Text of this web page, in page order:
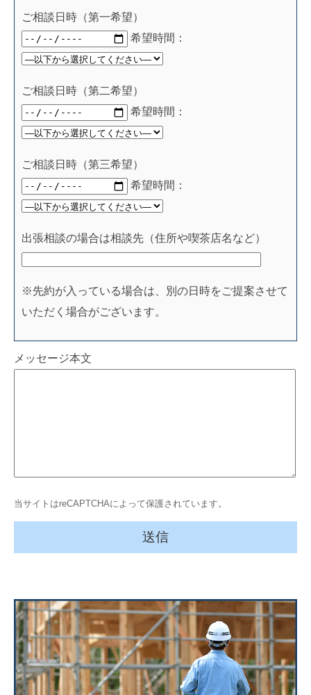
ご相談日時（第一希望）
希望時間：
ご相談日時（第二希望）
希望時間：
ご相談日時（第三希望）
希望時間：
出張相談の場合は相談先（住所や喫茶店名など）
※先約が入っている場合は、別の日時をご提案させて
いただく場合がございます。
メッセージ本文
当サイトはreCAPTCHAによって保護されています。